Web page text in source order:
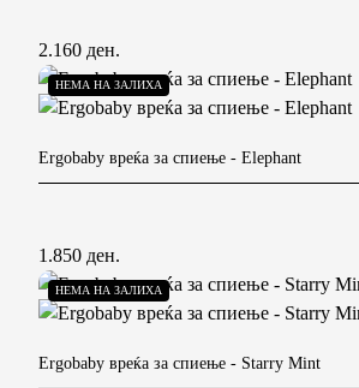
2.160 ден.
НЕМА НА ЗАЛИХА
Ergobaby вреќа за спиење - Elephant
1.850 ден.
НЕМА НА ЗАЛИХА
Ergobaby вреќа за спиење - Starry Mint